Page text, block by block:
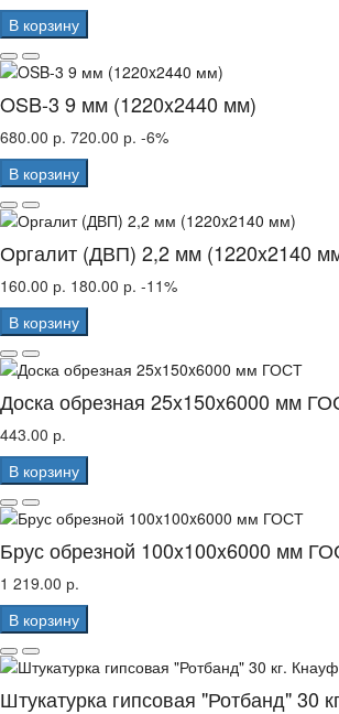
В корзину
OSB-3 9 мм (1220x2440 мм)
680.00 р. 720.00 р. -6%
В корзину
Оргалит (ДВП) 2,2 мм (1220x2140
160.00 р. 180.00 р. -11%
В корзину
Доска обрезная 25x150x6000 мм
443.00 р.
В корзину
Брус обрезной 100x100x6000 мм
1 219.00 р.
В корзину
Штукатурка гипсовая "Ротбанд" 30